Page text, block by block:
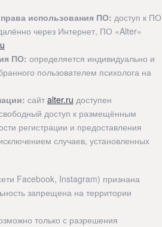
использования ПО: доступ к ПО
через Интернет, ПО «Alter»
ПО: определяется индивидуально и
пользователем психолога на
сайт alter.ru доступен
доступ к размещённым
регистрации и предоставления
случаев, установленных
Facebook, Instagram) признана
запрещена на территории
только с разрешения